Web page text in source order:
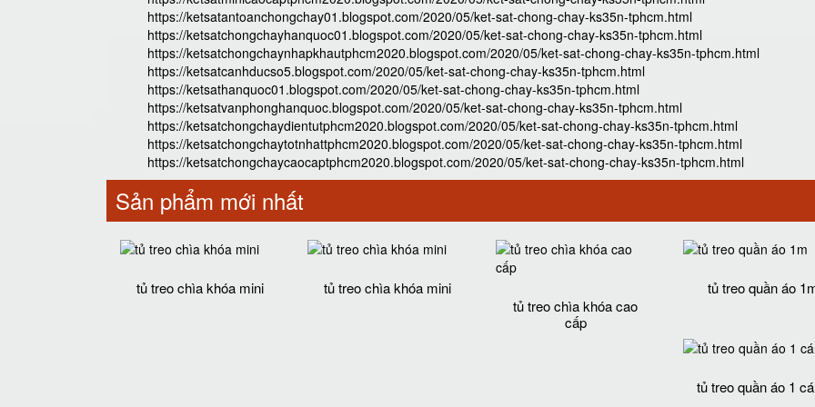
https://ketsatantoanchongchay01.blogspot.com/2020/05/ket-sat-chong-chay-ks35n-tphcm.html
https://ketsatchongchayhanquoc01.blogspot.com/2020/05/ket-sat-chong-chay-ks35n-tphcm.html
https://ketsatchongchaynhapkhautphcm2020.blogspot.com/2020/05/ket-sat-chong-chay-ks35n-tphcm.html
https://ketsatcanhducso5.blogspot.com/2020/05/ket-sat-chong-chay-ks35n-tphcm.html
https://ketsathanquoc01.blogspot.com/2020/05/ket-sat-chong-chay-ks35n-tphcm.html
https://ketsatvanphonghanquoc.blogspot.com/2020/05/ket-sat-chong-chay-ks35n-tphcm.html
https://ketsatchongchaydientutphcm2020.blogspot.com/2020/05/ket-sat-chong-chay-ks35n-tphcm.html
https://ketsatchongchaytotnhattphcm2020.blogspot.com/2020/05/ket-sat-chong-chay-ks35n-tphcm.html
https://ketsatchongchaycaocaptphcm2020.blogspot.com/2020/05/ket-sat-chong-chay-ks35n-tphcm.html
Sản phẩm mới nhất
tủ treo chìa khóa mini
tủ treo chìa khóa mini
tủ treo chìa khóa cao
cấp
tủ treo quần áo
tủ treo quần áo 1